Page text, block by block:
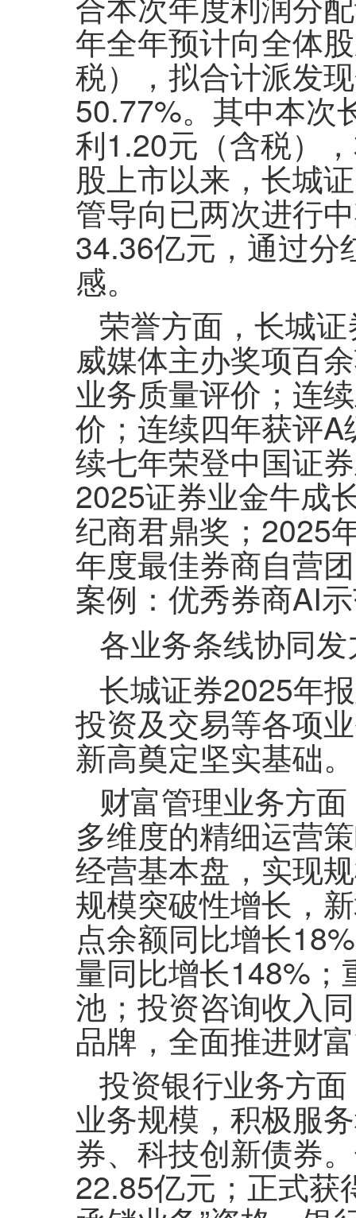
年全年预计向全体
税），拟合计派发
50.77%。其中本次
利1.20元（含税）
股上市以来，长城
管导向已两次进行
34.36亿元，通过分
感。
荣誉方面，长城
威媒体主办奖项百
业务质量评价；连
价；连续四年获评
续七年荣登中国证
2025证券业金牛成
纪商君鼎奖；2025
年度最佳券商自营
案例：优秀券商AI
各业务条线协同发
长城证券2025年
投资及交易等各项
新高奠定坚实基础。
财富管理业务方
多维度的精细运营
经营基本盘，实现
规模突破性增长，
点余额同比增长
量同比增长148%；
池；投资咨询收入
品牌，全面推进财
投资银行业务方
业务规模，积极服
券、科技创新债券
22.85亿元；正式获